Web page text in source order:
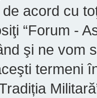
acord cu
“Forum -
şi ne vom
termeni